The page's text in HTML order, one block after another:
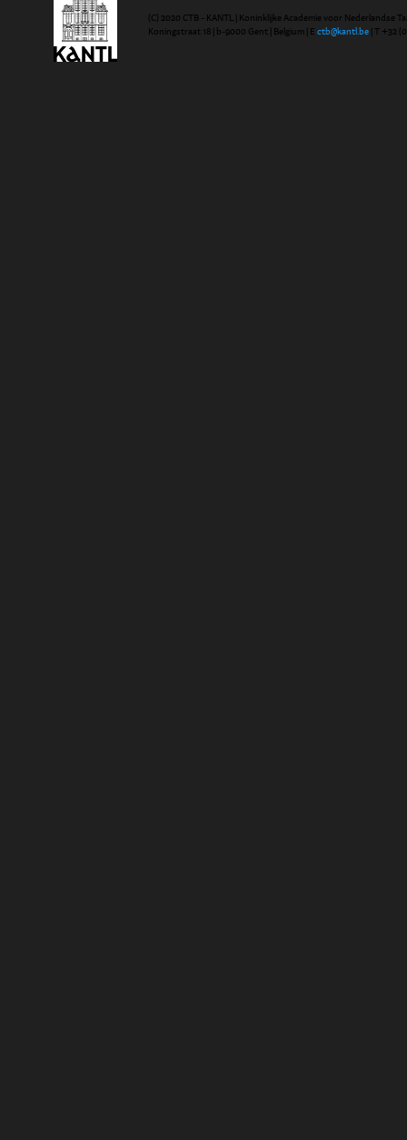
(C) 2020 CTB - KANTL | Koninklijke Academie voor Nederlandse
Koningstraat 18 | b-9000 Gent | Belgium | E ctb@kantl.be | T +32